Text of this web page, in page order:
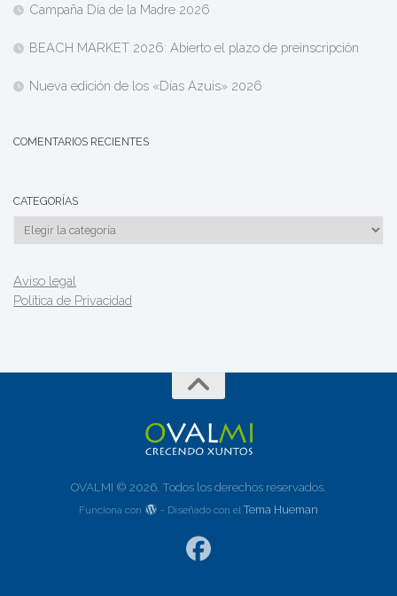
Campaña Día de la Madre 2026
BEACH MARKET 2026: Abierto el plazo de preinscripción
Nueva edición de los «Días Azuis» 2026
COMENTARIOS RECIENTES
CATEGORÍAS
Categorías
Aviso legal
Política de Privacidad
OVALMI © 2026. Todos los derechos reservados.
Funciona con - Diseñado con elTema Hueman